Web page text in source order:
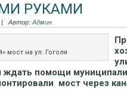
РУКАМИ
| Автор: Админ
мост на ул. Гоголя
ждать помощи
мост через